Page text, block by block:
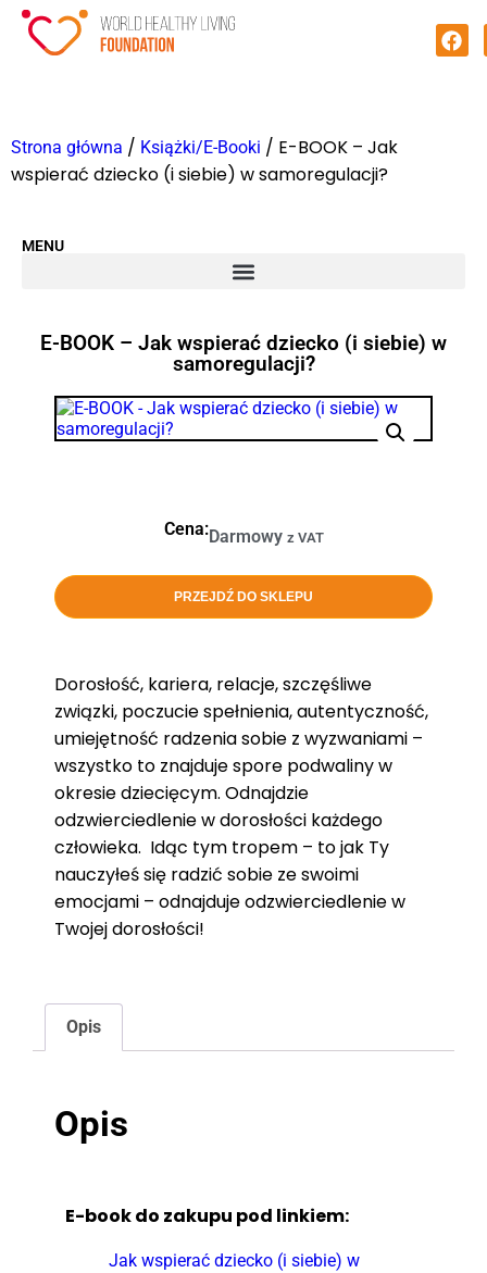
Strona główna / Książki/E-Booki / E-BOOK – Jak
wspierać dziecko (i siebie) w samoregulacji?
MENU
E-BOOK – Jak wspierać dziecko (i siebie) w
samoregulacji?
Cena:Darmowy z VAT
PRZEJDŹ DO SKLEPU
Dorosłość, kariera, relacje, szczęśliwe
związki, poczucie spełnienia, autentyczność,
umiejętność radzenia sobie z wyzwaniami –
wszystko to znajduje spore podwaliny w
okresie dziecięcym. Odnajdzie
odzwierciedlenie w dorosłości każdego
człowieka. Idąc tym tropem – to jak Ty
nauczyłeś się radzić sobie ze swoimi
emocjami – odnajduje odzwierciedlenie w
Twojej dorosłości!
Opis
Opis
E-book do zakupu pod linkiem:
Jak wspierać dziecko (i siebie) w